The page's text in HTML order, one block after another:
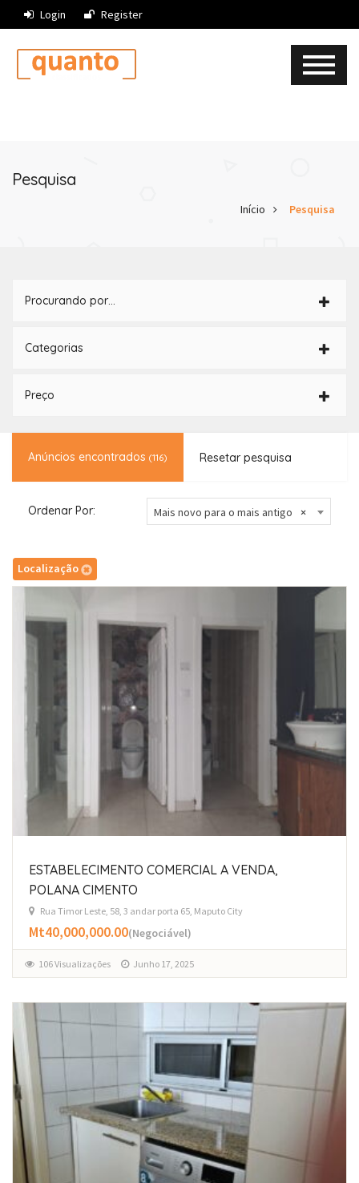
Login Register
Pesquisa
Início Pesquisa
Procurando por…
Categorias
Preço
Anúncios encontrados (116) Resetar pesquisa
Ordenar Por: ×
Mais novo para o mais antigo
Localização
ESTABELECIMENTO COMERCIAL A VENDA,
POLANA CIMENTO
Rua Timor Leste, 58, 3 andar porta 65, Maputo City
Mt40,000,000.00(Negociável)
106 Visualizações Junho 17, 2025